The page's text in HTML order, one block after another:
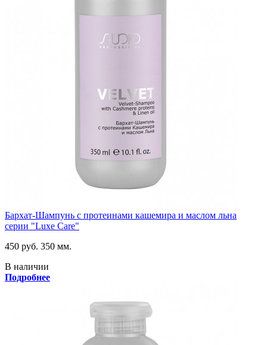
Бархат-Шампунь с протеинами кашемира и маслом льна
серии "Luxe Care"
450 руб. 350 мм.
В наличии
Подробнее